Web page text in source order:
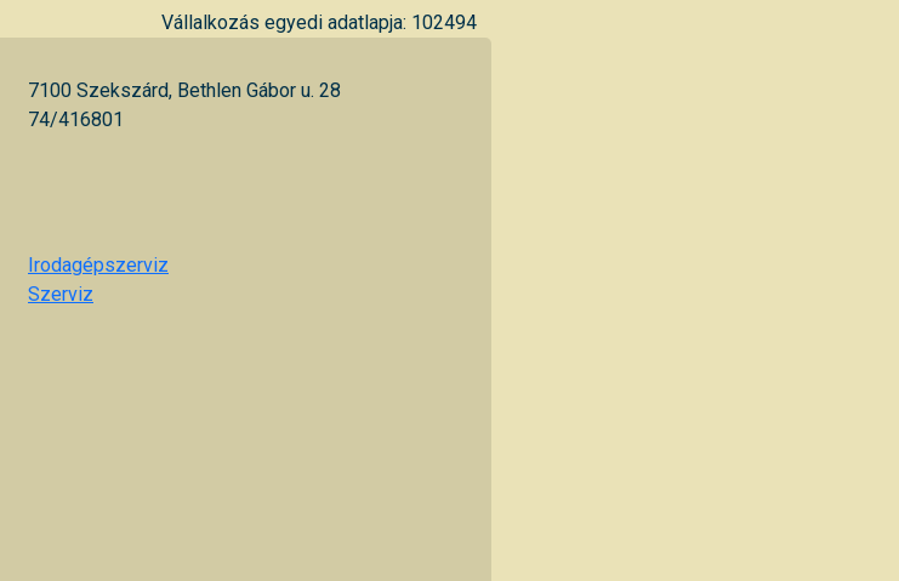
Vállalkozás egyedi adatlapja: 102494
7100 Szekszárd, Bethlen Gábor u. 28
74/416801
Irodagépszerviz
Szerviz